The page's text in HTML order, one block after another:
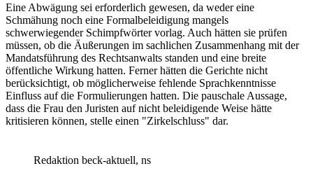
Eine Abwägung sei erforderlich gewesen, da weder eine
Schmähung noch eine Formalbeleidigung mangels
schwerwiegender Schimpfwörter vorlag. Auch hätten sie prüfen
müssen, ob die Äußerungen im sachlichen Zusammenhang mit der
Mandatsführung des Rechtsanwalts standen und eine breite
öffentliche Wirkung hatten. Ferner hätten die Gerichte nicht
berücksichtigt, ob möglicherweise fehlende Sprachkenntnisse
Einfluss auf die Formulierungen hatten. Die pauschale Aussage,
dass die Frau den Juristen auf nicht beleidigende Weise hätte
kritisieren können, stelle einen "Zirkelschluss" dar.
Redaktion beck-aktuell, ns